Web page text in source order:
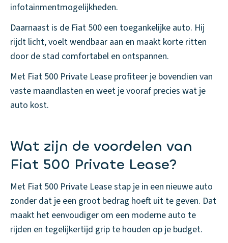
infotainmentmogelijkheden.
Daarnaast is de Fiat 500 een toegankelijke auto. Hij
rijdt licht, voelt wendbaar aan en maakt korte ritten
door de stad comfortabel en ontspannen.
Met Fiat 500 Private Lease profiteer je bovendien van
vaste maandlasten en weet je vooraf precies wat je
auto kost.
Wat zijn de voordelen van
Fiat 500 Private Lease?
Met Fiat 500 Private Lease stap je in een nieuwe auto
zonder dat je een groot bedrag hoeft uit te geven. Dat
maakt het eenvoudiger om een moderne auto te
rijden en tegelijkertijd grip te houden op je budget.